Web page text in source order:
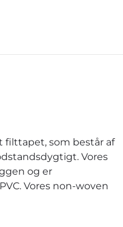
filttapet, som består af
Vores
og er
Vores non-woven